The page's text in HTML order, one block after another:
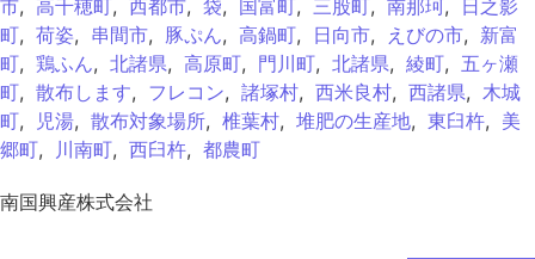
市, 高千穂町, 西都市, 袋, 国富町, 三股町, 南那珂, 日之影
町, 荷姿, 串間市, 豚ぷん, 高鍋町, 日向市, えびの市, 新富
町, 鶏ふん, 北諸県, 高原町, 門川町, 北諸県, 綾町, 五ヶ瀬
町, 散布します, フレコン, 諸塚村, 西米良村, 西諸県, 木城
町, 児湯, 散布対象場所, 椎葉村, 堆肥の生産地, 東臼杵, 美
郷町, 川南町, 西臼杵, 都農町
南国興産株式会社